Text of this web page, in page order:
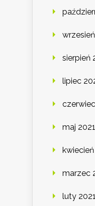
sierpień
lipiec
maj 2021
marzec
luty 2021